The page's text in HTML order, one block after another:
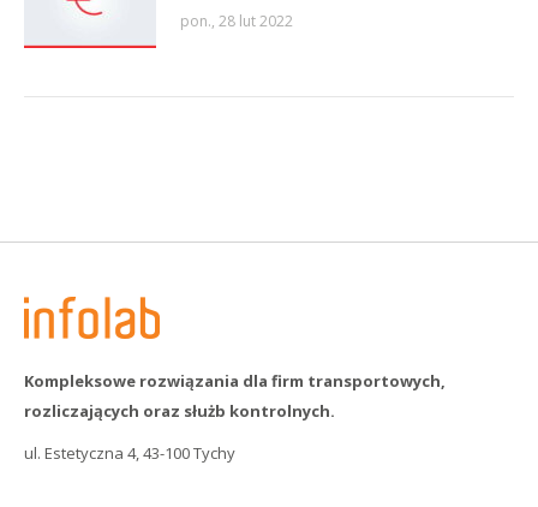
pon., 28 lut 2022
Kompleksowe rozwiązania dla firm transportowych,
rozliczających oraz służb kontrolnych.
ul. Estetyczna 4, 43-100 Tychy